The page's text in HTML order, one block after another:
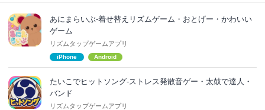
あにまらいぶ-着せ替えリズムゲーム・おとげー・かわいい
ゲーム
リズムタップゲームアプリ
iPhone Android
たいこでヒットソング-ストレス発散音ゲー・太鼓で達人・
バンド
リズムタップゲームアプリ